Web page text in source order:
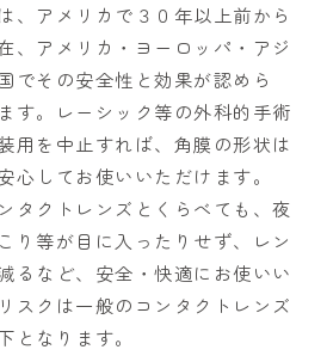
、アメリカで３０年以上前から
、アメリカ・ヨーロッパ・アジ
でその安全性と効果が認めら
す。レーシック等の外科的手術
用を中止すれば、角膜の形状は
心してお使いいただけます。
タクトレンズとくらべても、夜
り等が目に入ったりせず、レン
るなど、安全・快適にお使いい
スクは一般のコンタクトレンズ
となります。